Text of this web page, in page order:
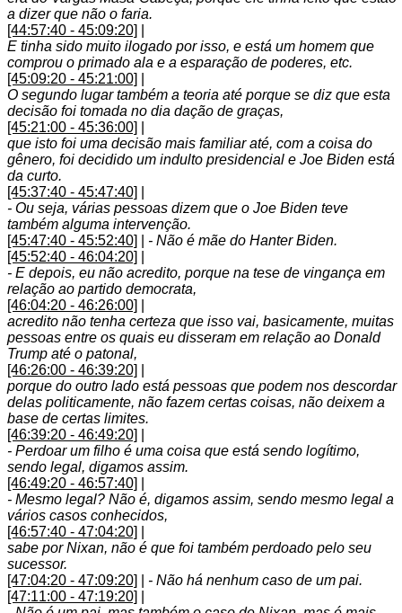
a dizer que não o faria.
[44:57:40 - 45:09:20]
E tinha sido muito ilogado por isso, e está um homem que
comprou o primado ala e a esparação de poderes, etc.
[45:09:20 - 45:21:00]
O segundo lugar também a teoria até porque se diz que esta
decisão foi tomada no dia dação de graças,
[45:21:00 - 45:36:00]
que isto foi uma decisão mais familiar até, com a coisa do
gênero, foi decidido um indulto presidencial e Joe Biden está
da curto.
[45:37:40 - 45:47:40]
- Ou seja, várias pessoas dizem que o Joe Biden teve
também alguma intervenção.
[45:47:40 - 45:52:40]
- Não é mãe do Hanter Biden.
[45:52:40 - 46:04:20]
- E depois, eu não acredito, porque na tese de vingança em
relação ao partido democrata,
[46:04:20 - 46:26:00]
acredito não tenha certeza que isso vai, basicamente, muitas
pessoas entre os quais eu disseram em relação ao Donald
Trump até o patonal,
[46:26:00 - 46:39:20]
porque do outro lado está pessoas que podem nos descordar
delas politicamente, não fazem certas coisas, não deixem a
base de certas limites.
[46:39:20 - 46:49:20]
- Perdoar um filho é uma coisa que está sendo logítimo,
sendo legal, digamos assim.
[46:49:20 - 46:57:40]
- Mesmo legal? Não é, digamos assim, sendo mesmo legal a
vários casos conhecidos,
[46:57:40 - 47:04:20]
sabe por Nixan, não é que foi também perdoado pelo seu
sucessor.
[47:04:20 - 47:09:20]
- Não há nenhum caso de um pai.
[47:11:00 - 47:19:20]